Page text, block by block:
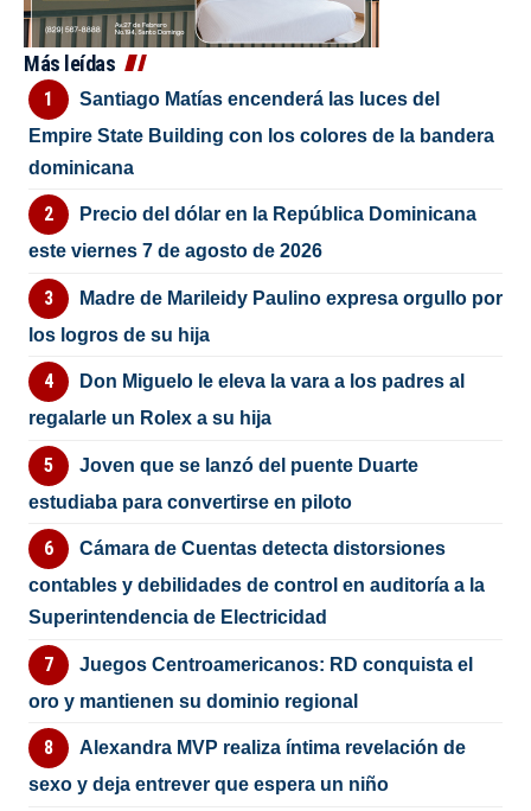
Más leídas
Santiago Matías encenderá las luces del
Empire State Building con los colores de la bandera
dominicana
Precio del dólar en la República Dominicana
este viernes 7 de agosto de 2026
Madre de Marileidy Paulino expresa orgullo por
los logros de su hija
Don Miguelo le eleva la vara a los padres al
regalarle un Rolex a su hija
Joven que se lanzó del puente Duarte
estudiaba para convertirse en piloto
Cámara de Cuentas detecta distorsiones
contables y debilidades de control en auditoría a la
Superintendencia de Electricidad
Juegos Centroamericanos: RD conquista el
oro y mantienen su dominio regional
Alexandra MVP realiza íntima revelación de
sexo y deja entrever que espera un niño